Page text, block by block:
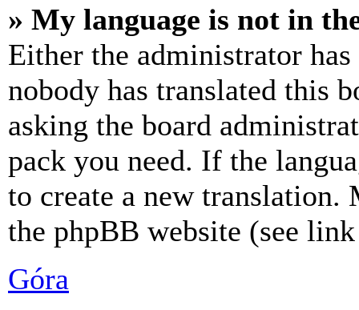
» My language is not in
Either the administrator
nobody has translated this
asking the board
pack you need. If the
to create a new
the phpBB website (see
Góra